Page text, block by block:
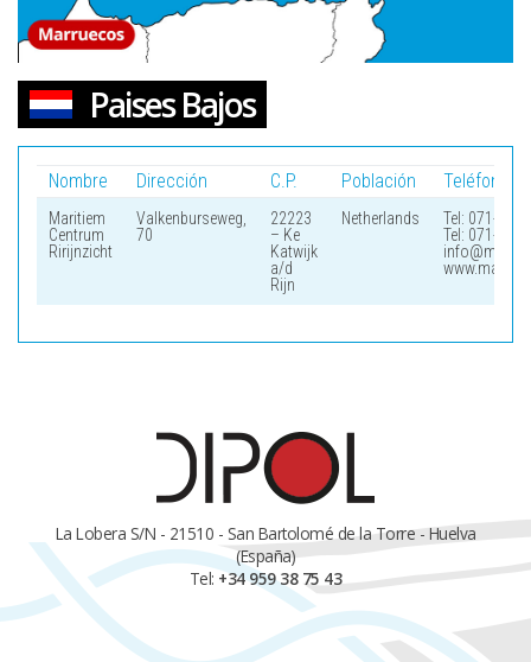
Paises Bajos
Nombre Dirección C.P. Población Teléfono/
Maritiem
Centrum
Ririjnzicht
Valkenburseweg,
70
22223
– Ke
Katwijk
a/d
Rijn
Netherlands
Tel: 071-402
Tel: 071-403
La Lobera S/N - 21510 - San Bartolomé de la Torre - Huelva
(España)
Tel: +34 959 38 75 43